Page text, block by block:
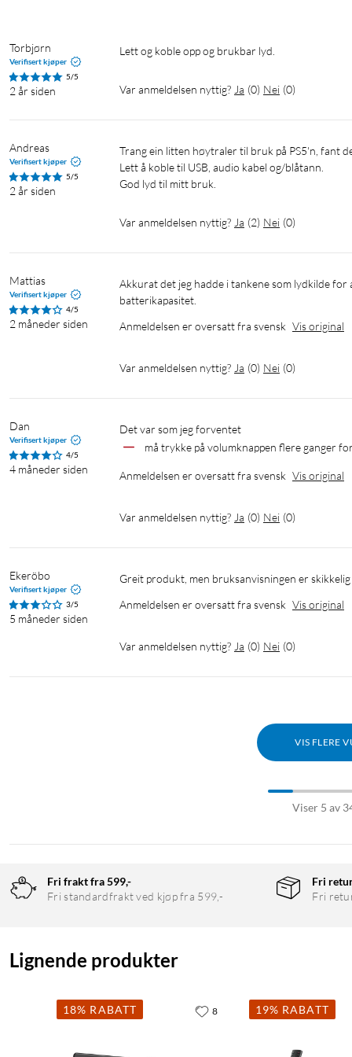
Portabel med lang batteritid
Med spilletid på opptil 6 timer på en eneste lading kan du
Creative Stage Air V2 har et minimalistisk design og kan passe
som gjør at du kan holde kabelen gjemt. Kontrollene for
for enkel tilgang.
Effekt: 2x 5 W
Total toppeffekt: 20 W
Frekvensområde: 80–20000 Hz
Torbjørn
Verifisert kjøper
5/5
2 år siden
Lett og koble opp og brukbar lyd.
Var anmeldelsen nyttig? Ja (0) Nei (0)
Andreas
Verifisert kjøper
5/5
2 år siden
Trang ein litten høytraler til bruk på PS5'n, fant denne.
Lett å koble til USB, audio kabel og/blåtann.
God lyd til mitt bruk.
Var anmeldelsen nyttig? Ja (2) Nei (0)
Mattias
Verifisert kjøper
4/5
2 måneder siden
Akkurat det jeg hadde i tankene som lydkilde for alt fra mobiltelefoner til datamaskiner og nettbrett. Enkel å koble til. God
batterikapasitet.
Anmeldelsen er oversatt fra svensk Vis original
Var anmeldelsen nyttig? Ja (0) Nei (0)
Dan
Verifisert kjøper
4/5
4 måneder siden
det var som jeg forventet
må trykke på volumknappen flere ganger
Anmeldelsen er oversatt fra svensk Vis original
Var anmeldelsen nyttig? Ja (0) Nei (0)
Ekeröbo
Verifisert kjøper
3/5
5 måneder siden
Greit produkt, men bruksanvisningen er
Anmeldelsen er oversatt fra svensk Vis original
Var anmeldelsen nyttig? Ja (0) Nei (0)
VIS FLERE
Viser 5 av
Fri frakt fra 599,-
Fri standardfrakt ved kjøp fra 599,-
Fri
Fri
Lignende produkter
18% RABATT 8 19% RABATT